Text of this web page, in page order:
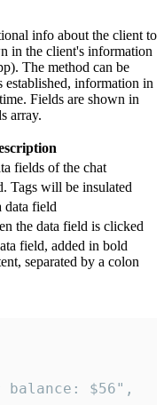
info about the client to
in the client's information
The method can be
established, information in
Fields are shown in
array.
fields of the chat
Tags will be insulated
data field
the data field is clicked
field, added in bold
separated by a colon
balance: $56",